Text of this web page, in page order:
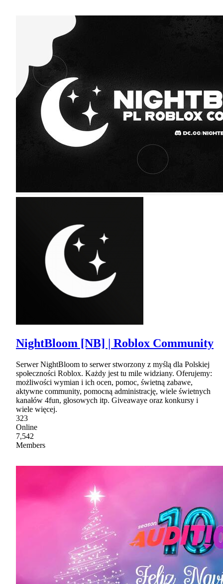
NightBloom [NB] | Roblox Community
Serwer NightBloom to serwer stworzony z myślą dla Polskiej
społeczności Roblox. Każdy jest tu mile widziany. Oferujemy:
możliwości wymian i ich ocen, pomoc, świetną zabawe,
aktywne community, pomocną administrację, wiele świetnych
kanałów 4fun, głosowych itp. Giveawaye oraz konkursy i
wiele więcej.
323
Online
7,542
Members